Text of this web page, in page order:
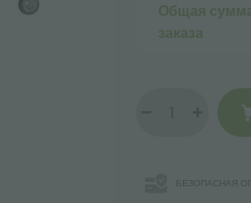
Общая
заказа
БЕЗОПАСНАЯ